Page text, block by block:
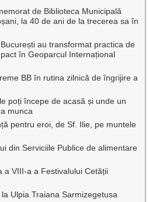
de Biblioteca Municipală
la 40 de ani de la trecerea sa în
au transformat practica de
în Geoparcul Internațional
BB în rutina zilnică de îngrijire a
poți începe de acasă și unde un
munca
pentru eroi, de Sf. Ilie, pe muntele
din Serviciile Publice de alimentare
a VIII-a a Festivalului Cetății
Ulpia Traiana Sarmizegetusa